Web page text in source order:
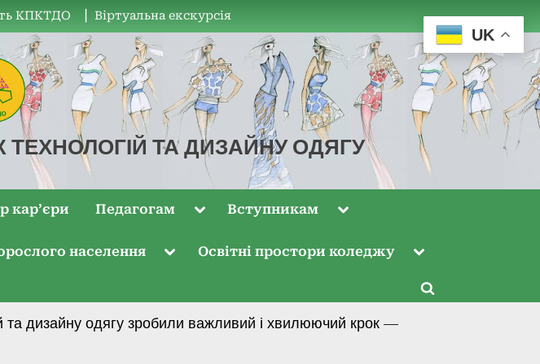
КПКТДО ▏Віртуальна екскурсія
ТА ДИЗАЙНУ ОДЯГУ
кар’єри Педагогам Вступникам
населення Освітні простори коледжу
та дизайну одягу зробили важливий і хвилюючий крок —
UK